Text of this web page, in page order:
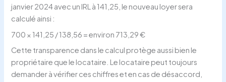
janvier 2024 avec un IRL à 141,25, le nouveau loyer sera
calculé ainsi :
700 × 141,25 / 138,56 = environ 713,29 €
Cette transparence dans le calcul protège aussi bien le
propriétaire que le locataire. Le locataire peut toujours
demander à vérifier ces chiffres et en cas de désaccord,